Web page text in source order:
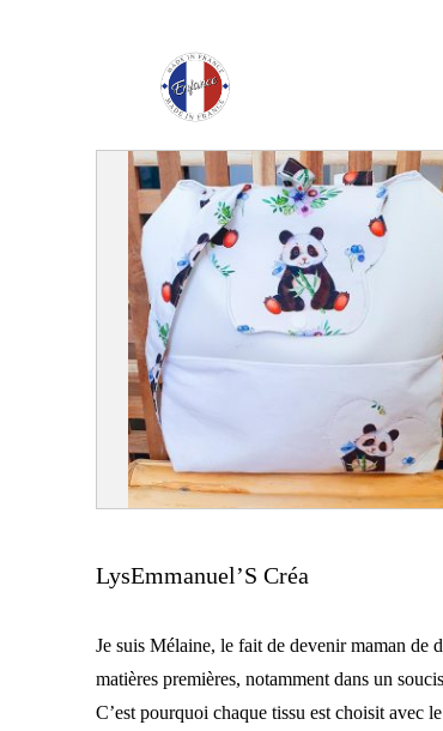
Enfance Made in
LysEmmanuel’S Créa
Je suis Mélaine, le fait de devenir maman de
matières premières, notamment dans un
C’est pourquoi chaque tissu est choisit avec